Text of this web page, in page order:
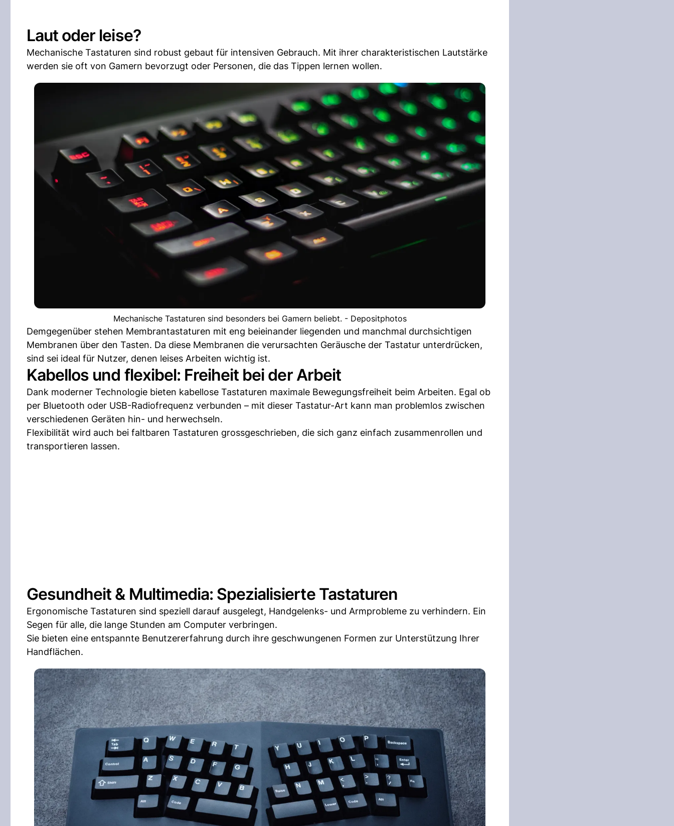
Laut oder leise?
Mechanische Tastaturen sind robust gebaut für intensiven Gebrauch. Mit ihrer charakteristischen Lautstärke
werden sie oft von Gamern bevorzugt oder Personen, die das Tippen lernen wollen.
Mechanische Tastaturen sind besonders bei Gamern beliebt. - Depositphotos
Demgegenüber stehen Membrantastaturen mit eng beieinander liegenden und manchmal durchsichtigen
Membranen über den Tasten. Da diese Membranen die verursachten Geräusche der Tastatur unterdrücken,
sind sei ideal für Nutzer, denen leises Arbeiten wichtig ist.
Kabellos und flexibel: Freiheit bei der Arbeit
Dank moderner Technologie bieten kabellose Tastaturen maximale Bewegungsfreiheit beim Arbeiten. Egal ob
per Bluetooth oder USB-Radiofrequenz verbunden – mit dieser Tastatur-Art kann man problemlos zwischen
verschiedenen Geräten hin- und herwechseln.
Flexibilität wird auch bei faltbaren Tastaturen grossgeschrieben, die sich ganz einfach zusammenrollen und
transportieren lassen.
Gesundheit & Multimedia: Spezialisierte Tastaturen
Ergonomische Tastaturen sind speziell darauf ausgelegt, Handgelenks- und Armprobleme zu verhindern. Ein
Segen für alle, die lange Stunden am Computer verbringen.
Sie bieten eine entspannte Benutzererfahrung durch ihre geschwungenen Formen zur Unterstützung Ihrer
Handflächen.